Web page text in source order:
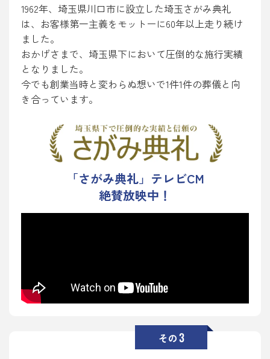
1962年、埼玉県川口市に設立した埼玉さがみ典礼
は、お客様第一主義をモットーに60年以上走り続け
ました。
おかげさまで、埼玉県下において圧倒的な施行実績
となりました。
今でも創業当時と変わらぬ想いで1件1件の葬儀と向
き合っています。
「さがみ典礼」テレビCM
絶賛放映中！
その3